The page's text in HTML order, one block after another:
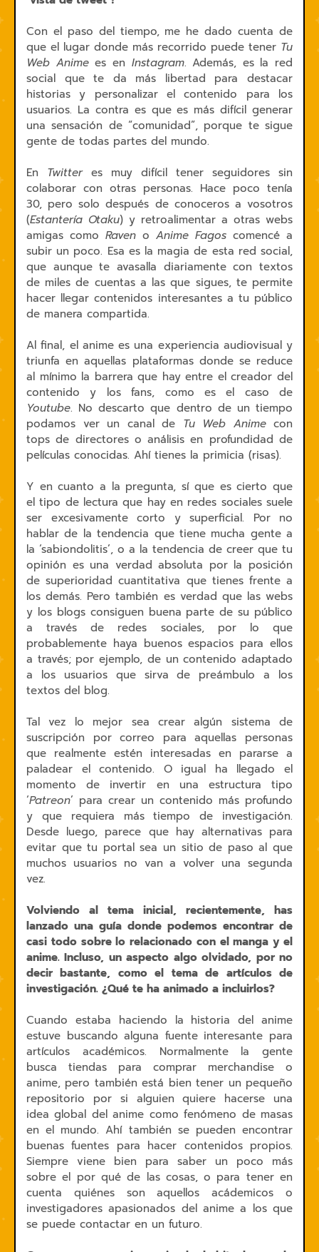
Con el paso del tiempo, me he dado cuenta de
que el lugar donde más recorrido puede tener Tu
Web Animees en Instagram. Además, es la red
social que te da más libertad para destacar
historias y personalizar el contenido para los
usuarios. La contra es que es más difícil generar
una sensación de “comunidad”, porque te sigue
gente de todas partes del mundo.
En Twitteres muy difícil tener seguidores sin
colaborar con otras personas. Hace poco tenía
30, pero solo después de conoceros a vosotros
(Estantería Otaku) y retroalimentar a otras webs
amigas como Raven o Anime Fagos comencé a
subir un poco. Esa es la magia de esta red social,
que aunque te avasalla diariamente con textos
de miles de cuentas a las que sigues, te permite
hacer llegar contenidos interesantes a tu público
de manera compartida.
Al final, el anime es una experiencia audiovisual y
triunfa en aquellas plataformas donde se reduce
al mínimo la barrera que hay entre el creador del
contenido y los fans, como es el caso de
Youtube. No descarto que dentro de un tiempo
podamos ver un canal de Tu Web Animecon
tops de directores o análisis en profundidad de
películas conocidas. Ahí tienes la primicia (risas).
Y en cuanto a la pregunta, sí que es cierto que
el tipo de lectura que hay en redes sociales suele
ser excesivamente corto y superficial. Por no
hablar de la tendencia que tiene mucha gente a
la ‘sabiondolitis’, o a la tendencia de creer que tu
opinión es una verdad absoluta por la posición
de superioridad cuantitativa que tienes frente a
los demás. Pero también es verdad que las webs
y los blogs consiguen buena parte de su público
a través de redes sociales, por lo que
probablemente haya buenos espacios para ellos
a través; por ejemplo, de un contenido adaptado
a los usuarios que sirva de preámbulo a los
textos del blog.
Tal vez lo mejor sea crear algún sistema de
suscripción por correo para aquellas personas
que realmente estén interesadas en pararse a
paladear el contenido. O igual ha llegado el
momento de invertir en una estructura tipo
‘Patreon’ para crear un contenido más profundo
y que requiera más tiempo de investigación.
Desde luego, parece que hay alternativas para
evitar que tu portal sea un sitio de paso al que
muchos usuarios no van a volver una segunda
vez.
Volviendo al tema inicial, recientemente, has
lanzado una guía donde podemos encontrar de
casi todo sobre lo relacionado con el manga y el
anime. Incluso, un aspecto algo olvidado, por no
decir bastante, como el tema de artículos de
investigación. ¿Qué te ha animado a incluirlos?
Cuando estaba haciendo la historia del anime
estuve buscando alguna fuente interesante para
artículos académicos. Normalmente la gente
busca tiendas para comprar merchandise o
anime, pero también está bien tener un pequeño
repositorio por si alguien quiere hacerse una
idea global del anime como fenómeno de masas
en el mundo. Ahí también se pueden encontrar
buenas fuentes para hacer contenidos propios.
Siempre viene bien para saber un poco más
sobre el por qué de las cosas, o para tener en
cuenta quiénes son aquellos acádemicos o
investigadores apasionados del anime a los que
se puede contactar en un futuro.